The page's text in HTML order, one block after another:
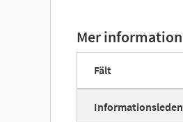
Mer information
Fält